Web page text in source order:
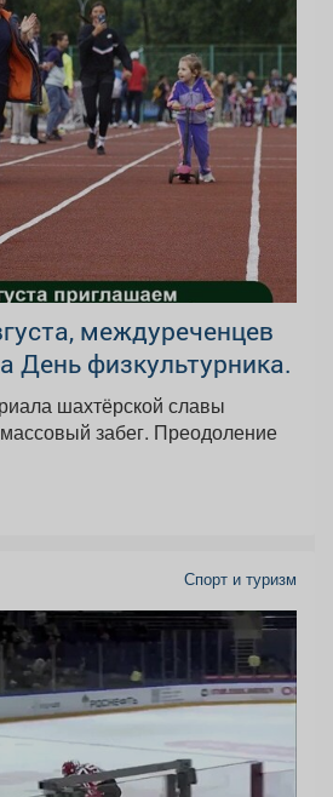
междуреченцев
День физкультурника.
шахтёрской славы
забег. Преодоление
Спорт и туризм